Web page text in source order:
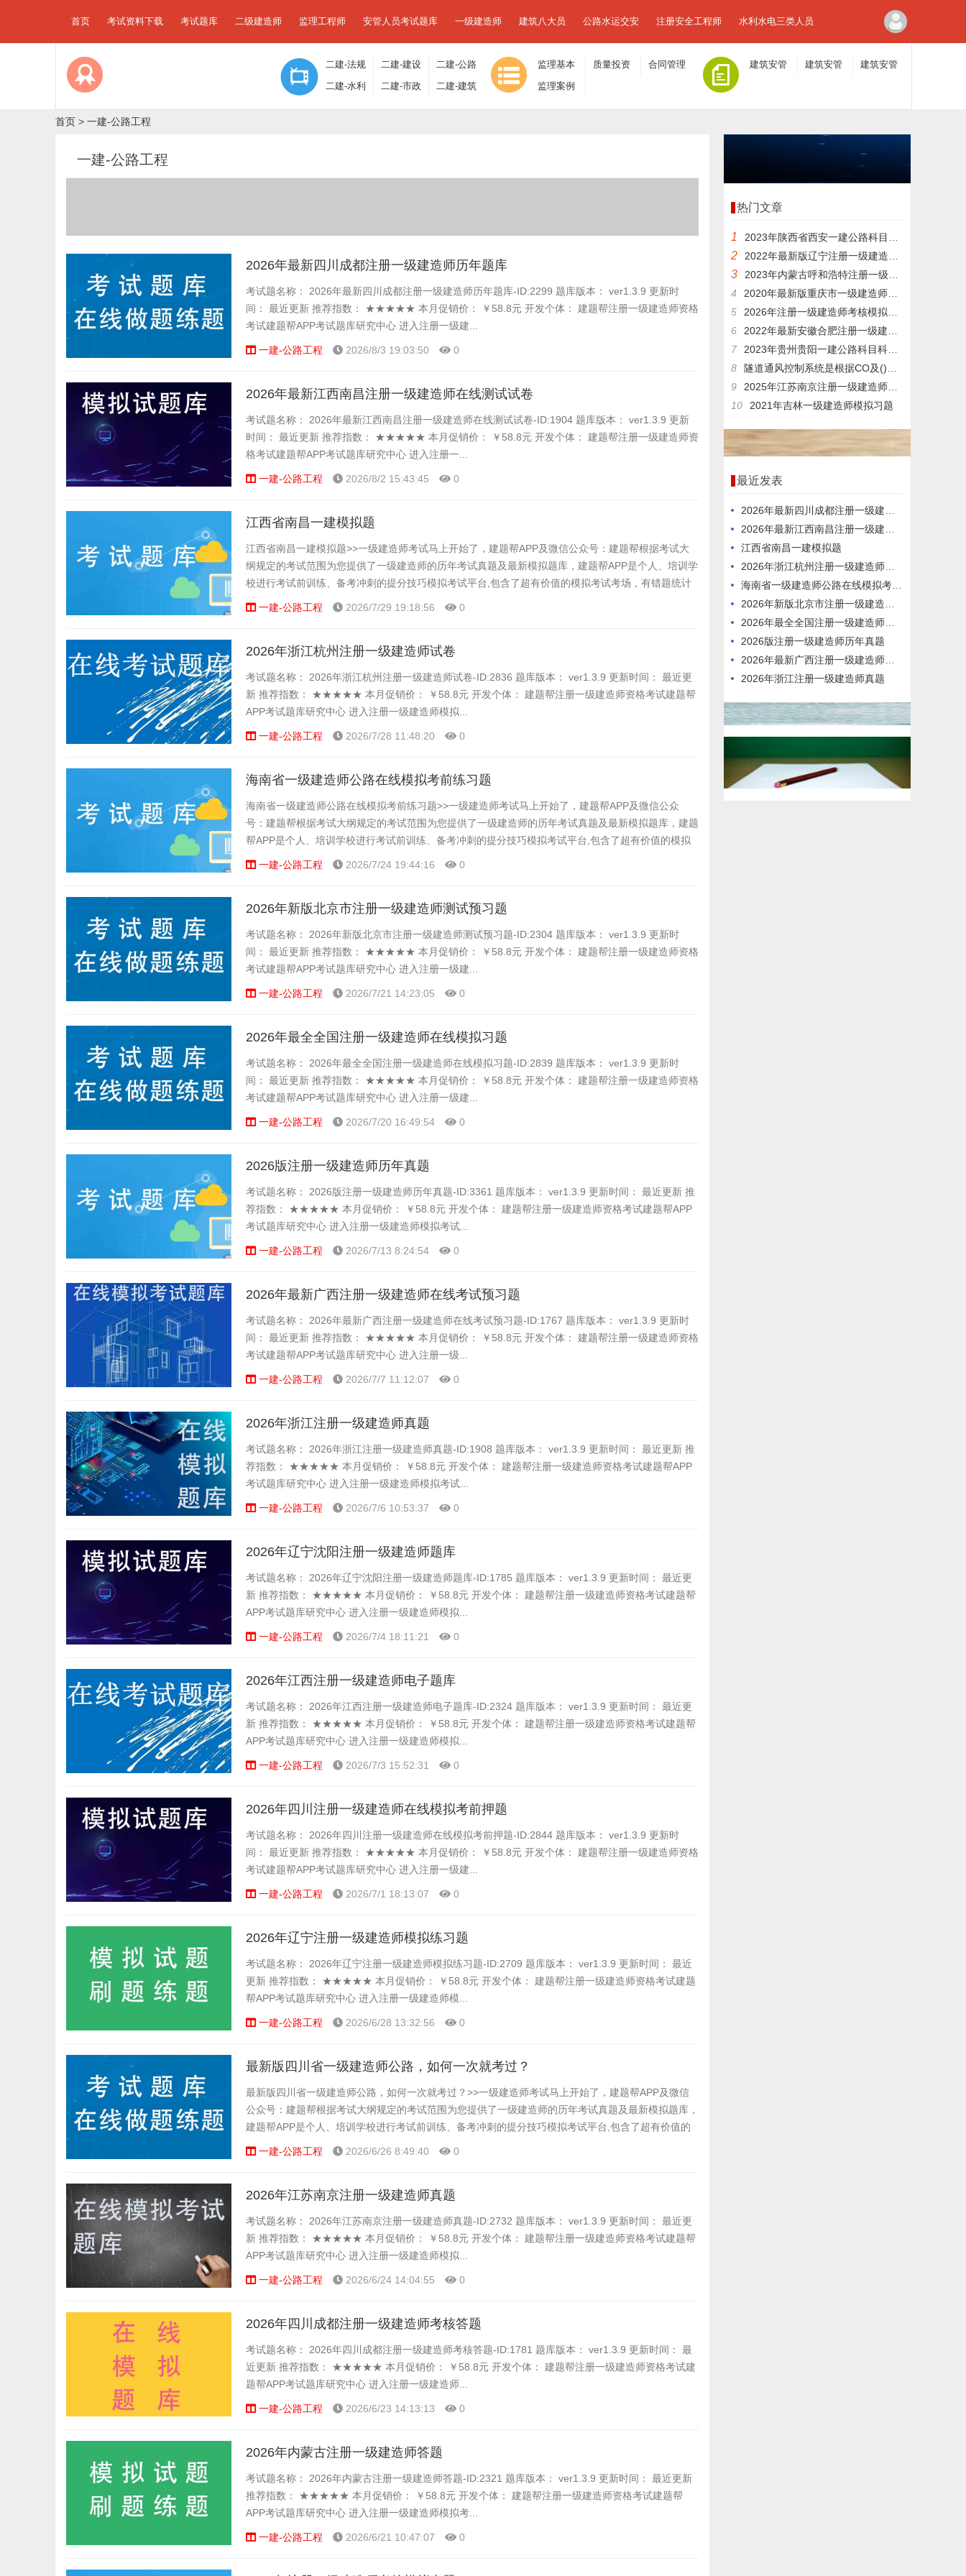
首页 考试资料下载 考试题库 二级建造师 监理工程师 安管人员考试题库 一级建造师 建筑八大员 公路水运交安 注册安全工程师 水利水电三类人员
二建-法规
及相关知
识
二建-建设
工程施工
管理
二建-公路
工程
二建-水利
水电
二建-市政
工程
二建-建筑
工程
监理基本
理论与相
关法规
质量投资 合同管理
监理案例
分析
建筑安管 建筑安管 建筑安管
首页 > 一建-公路工程
一建-公路工程
2026年最新四川成都注册一级建造师历年题库
考试题名称： 2026年最新四川成都注册一级建造师历年题库-ID:2299 题库版本： ver1.3.9 更新时
间： 最近更新 推荐指数： ★★★★★ 本月促销价： ￥58.8元 开发个体： 建题帮注册一级建造师资格
考试建题帮APP考试题库研究中心 进入注册一级建...
一建-公路工程 2026/8/3 19:03:50 0
2026年最新江西南昌注册一级建造师在线测试试卷
考试题名称： 2026年最新江西南昌注册一级建造师在线测试试卷-ID:1904 题库版本： ver1.3.9 更新
时间： 最近更新 推荐指数： ★★★★★ 本月促销价： ￥58.8元 开发个体： 建题帮注册一级建造师资
格考试建题帮APP考试题库研究中心 进入注册一...
一建-公路工程 2026/8/2 15:43:45 0
江西省南昌一建模拟题
江西省南昌一建模拟题>>一级建造师考试马上开始了，建题帮APP及微信公众号：建题帮根据考试大
纲规定的考试范围为您提供了一级建造师的历年考试真题及最新模拟题库，建题帮APP是个人、培训学
校进行考试前训练、备考冲刺的提分技巧模拟考试平台,包含了超有价值的模拟考试考场，有错题统计
顺序练题等功能,大家可以在这里了解一下一级建造师的题型以及考试趋势...
一建-公路工程 2026/7/29 19:18:56 0
2026年浙江杭州注册一级建造师试卷
考试题名称： 2026年浙江杭州注册一级建造师试卷-ID:2836 题库版本： ver1.3.9 更新时间： 最近更
新 推荐指数： ★★★★★ 本月促销价： ￥58.8元 开发个体： 建题帮注册一级建造师资格考试建题帮
APP考试题库研究中心 进入注册一级建造师模拟...
一建-公路工程 2026/7/28 11:48:20 0
海南省一级建造师公路在线模拟考前练习题
海南省一级建造师公路在线模拟考前练习题>>一级建造师考试马上开始了，建题帮APP及微信公众
号：建题帮根据考试大纲规定的考试范围为您提供了一级建造师的历年考试真题及最新模拟题库，建题
帮APP是个人、培训学校进行考试前训练、备考冲刺的提分技巧模拟考试平台,包含了超有价值的模拟
考试考场，有错题统计顺序练题等功能,大家可以在这里了解一下一级建造师...
一建-公路工程 2026/7/24 19:44:16 0
2026年新版北京市注册一级建造师测试预习题
考试题名称： 2026年新版北京市注册一级建造师测试预习题-ID:2304 题库版本： ver1.3.9 更新时
间： 最近更新 推荐指数： ★★★★★ 本月促销价： ￥58.8元 开发个体： 建题帮注册一级建造师资格
考试建题帮APP考试题库研究中心 进入注册一级建...
一建-公路工程 2026/7/21 14:23:05 0
2026年最全全国注册一级建造师在线模拟习题
考试题名称： 2026年最全全国注册一级建造师在线模拟习题-ID:2839 题库版本： ver1.3.9 更新时
间： 最近更新 推荐指数： ★★★★★ 本月促销价： ￥58.8元 开发个体： 建题帮注册一级建造师资格
考试建题帮APP考试题库研究中心 进入注册一级建...
一建-公路工程 2026/7/20 16:49:54 0
2026版注册一级建造师历年真题
考试题名称： 2026版注册一级建造师历年真题-ID:3361 题库版本： ver1.3.9 更新时间： 最近更新 推
荐指数： ★★★★★ 本月促销价： ￥58.8元 开发个体： 建题帮注册一级建造师资格考试建题帮APP
考试题库研究中心 进入注册一级建造师模拟考试...
一建-公路工程 2026/7/13 8:24:54 0
2026年最新广西注册一级建造师在线考试预习题
考试题名称： 2026年最新广西注册一级建造师在线考试预习题-ID:1767 题库版本： ver1.3.9 更新时
间： 最近更新 推荐指数： ★★★★★ 本月促销价： ￥58.8元 开发个体： 建题帮注册一级建造师资格
考试建题帮APP考试题库研究中心 进入注册一级...
一建-公路工程 2026/7/7 11:12:07 0
2026年浙江注册一级建造师真题
考试题名称： 2026年浙江注册一级建造师真题-ID:1908 题库版本： ver1.3.9 更新时间： 最近更新 推
荐指数： ★★★★★ 本月促销价： ￥58.8元 开发个体： 建题帮注册一级建造师资格考试建题帮APP
考试题库研究中心 进入注册一级建造师模拟考试...
一建-公路工程 2026/7/6 10:53:37 0
2026年辽宁沈阳注册一级建造师题库
考试题名称： 2026年辽宁沈阳注册一级建造师题库-ID:1785 题库版本： ver1.3.9 更新时间： 最近更
新 推荐指数： ★★★★★ 本月促销价： ￥58.8元 开发个体： 建题帮注册一级建造师资格考试建题帮
APP考试题库研究中心 进入注册一级建造师模拟...
一建-公路工程 2026/7/4 18:11:21 0
2026年江西注册一级建造师电子题库
考试题名称： 2026年江西注册一级建造师电子题库-ID:2324 题库版本： ver1.3.9 更新时间： 最近更
新 推荐指数： ★★★★★ 本月促销价： ￥58.8元 开发个体： 建题帮注册一级建造师资格考试建题帮
APP考试题库研究中心 进入注册一级建造师模拟...
一建-公路工程 2026/7/3 15:52:31 0
2026年四川注册一级建造师在线模拟考前押题
考试题名称： 2026年四川注册一级建造师在线模拟考前押题-ID:2844 题库版本： ver1.3.9 更新时
间： 最近更新 推荐指数： ★★★★★ 本月促销价： ￥58.8元 开发个体： 建题帮注册一级建造师资格
考试建题帮APP考试题库研究中心 进入注册一级建...
一建-公路工程 2026/7/1 18:13:07 0
2026年辽宁注册一级建造师模拟练习题
考试题名称： 2026年辽宁注册一级建造师模拟练习题-ID:2709 题库版本： ver1.3.9 更新时间： 最近
更新 推荐指数： ★★★★★ 本月促销价： ￥58.8元 开发个体： 建题帮注册一级建造师资格考试建题
帮APP考试题库研究中心 进入注册一级建造师模...
一建-公路工程 2026/6/28 13:32:56 0
最新版四川省一级建造师公路，如何一次就考过？
最新版四川省一级建造师公路，如何一次就考过？>>一级建造师考试马上开始了，建题帮APP及微信
公众号：建题帮根据考试大纲规定的考试范围为您提供了一级建造师的历年考试真题及最新模拟题库，
建题帮APP是个人、培训学校进行考试前训练、备考冲刺的提分技巧模拟考试平台,包含了超有价值的
模拟考试考场，有错题统计顺序练题等功能,大家可以在这里了解一下一级...
一建-公路工程 2026/6/26 8:49:40 0
2026年江苏南京注册一级建造师真题
考试题名称： 2026年江苏南京注册一级建造师真题-ID:2732 题库版本： ver1.3.9 更新时间： 最近更
新 推荐指数： ★★★★★ 本月促销价： ￥58.8元 开发个体： 建题帮注册一级建造师资格考试建题帮
APP考试题库研究中心 进入注册一级建造师模拟...
一建-公路工程 2026/6/24 14:04:55 0
2026年四川成都注册一级建造师考核答题
考试题名称： 2026年四川成都注册一级建造师考核答题-ID:1781 题库版本： ver1.3.9 更新时间： 最
近更新 推荐指数： ★★★★★ 本月促销价： ￥58.8元 开发个体： 建题帮注册一级建造师资格考试建
题帮APP考试题库研究中心 进入注册一级建造师...
一建-公路工程 2026/6/23 14:13:13 0
2026年内蒙古注册一级建造师答题
考试题名称： 2026年内蒙古注册一级建造师答题-ID:2321 题库版本： ver1.3.9 更新时间： 最近更新
推荐指数： ★★★★★ 本月促销价： ￥58.8元 开发个体： 建题帮注册一级建造师资格考试建题帮
APP考试题库研究中心 进入注册一级建造师模拟考...
一建-公路工程 2026/6/21 10:47:07 0
热门文章
1 2023年陕西省西安一建公路科目科目模拟题
2 2022年最新版辽宁注册一级建造师题目
3
2023年内蒙古呼和浩特注册一级建造师在线考核题库
4
2020年最新版重庆市一级建造师公路考核试卷精准题库
5
2026年注册一级建造师考核模拟真题
6
2022年最新安徽合肥注册一级建造师模拟练习题
7
2023年贵州贵阳一建公路科目科目考试模拟习题
8
隧道通风控制系统是根据CO及()检测到的环境及交通量信息等控制风机的运转。
9
2025年江苏南京注册一级建造师在线考试考试题型
10
2021年吉林一级建造师模拟习题
最近发表
2026年最新四川成都注册一级建造师历年题库
2026年最新江西南昌注册一级建造师在线测试试卷
江西省南昌一建模拟题
2026年浙江杭州注册一级建造师试卷
海南省一级建造师公路在线模拟考前练习题
2026年新版北京市注册一级建造师测试预习题
2026年最全全国注册一级建造师在线模拟习题
2026版注册一级建造师历年真题
2026年最新广西注册一级建造师在线考试预习题
2026年浙江注册一级建造师真题